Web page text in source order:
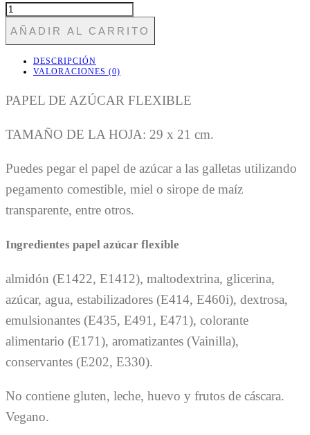
T36
D
BOWIE
CANTIDAD
AÑADIR AL CARRITO
DESCRIPCIÓN
VALORACIONES (0)
PAPEL DE AZÚCAR FLEXIBLE
TAMAÑO DE LA HOJA: 29 x 21 cm.
Puedes pegar el papel de azúcar a las galletas utilizando
pegamento comestible, miel o sirope de maíz
transparente, entre otros.
Ingredientes papel azúcar flexible
almidón (E1422, E1412), maltodextrina, glicerina,
azúcar, agua, estabilizadores (E414, E460i), dextrosa,
emulsionantes (E435, E491, E471), colorante
alimentario (E171), aromatizantes (Vainilla),
conservantes (E202, E330).
No contiene gluten, leche, huevo y frutos de cáscara.
Vegano.